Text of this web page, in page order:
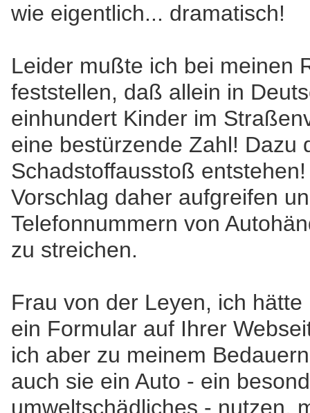
wie eigentlich... dramatisch!
Leider mußte ich bei meinen
feststellen, daß allein in
einhundert Kinder im
eine bestürzende Zahl! Dazu
Schadstoffausstoß
Vorschlag daher aufgreifen
Telefonnummern von
zu streichen.
Frau von der Leyen, ich
ein Formular auf Ihrer
ich aber zu meinem
auch sie ein Auto - ein
umweltschädliches - nutzen,